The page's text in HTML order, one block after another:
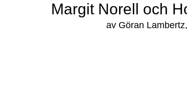
Margit Norell och
av Göran